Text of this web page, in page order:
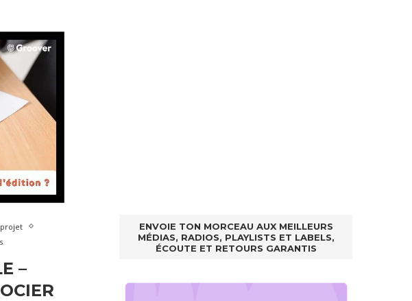
–
ENVOIE TON MORCEAU AUX MEILLEURS
MÉDIAS, RADIOS, PLAYLISTS ET LABELS,
ÉCOUTE ET RETOURS GARANTIS